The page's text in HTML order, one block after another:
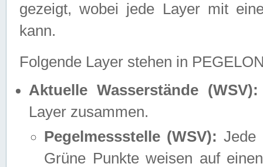
gezeigt, wobei jede Layer mit
kann.
Folgende Layer stehen in
Aktuelle Wasserstände (WSV):
Layer zusammen.
Pegelmessstelle (WSV): Jede
Grüne Punkte weisen auf